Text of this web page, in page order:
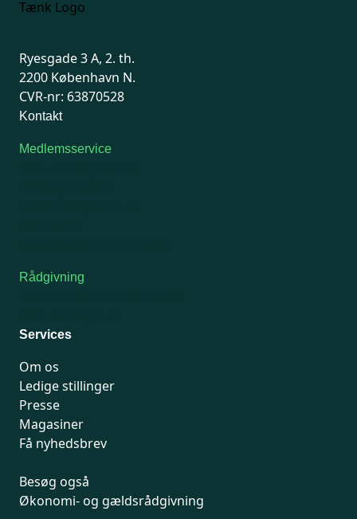
Ryesgade 3 A, 2. th.
2200 København N.
CVR-nr: 63870528
Kontakt
Medlemsservice
Rådgivning
Services
Om os
Ledige stillinger
Presse
Magasiner
Få nyhedsbrev
Besøg også
Økonomi- og gældsrådgivning